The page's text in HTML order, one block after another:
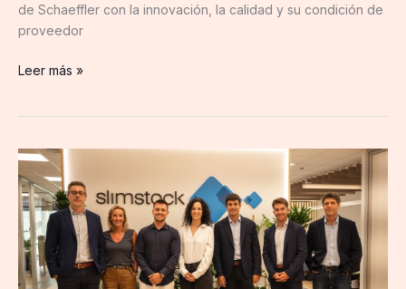
de Schaeffler con la innovación, la calidad y su condición de
proveedor
Leer más »
Slimstock
consolida
su
crecimiento
en
Iberia
tras